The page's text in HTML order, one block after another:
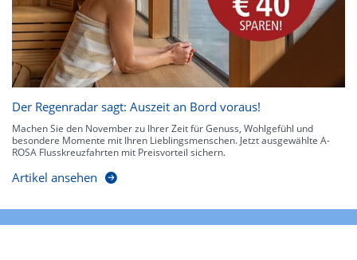
Der Regenradar sagt: Auszeit an Bord voraus!
Machen Sie den November zu Ihrer Zeit für Genuss, Wohlgefühl und
besondere Momente mit Ihren Lieblingsmenschen. Jetzt ausgewählte A-
ROSA Flusskreuzfahrten mit Preisvorteil sichern.
Artikel ansehen